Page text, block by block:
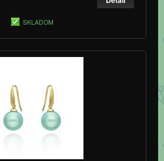
SKLADOM